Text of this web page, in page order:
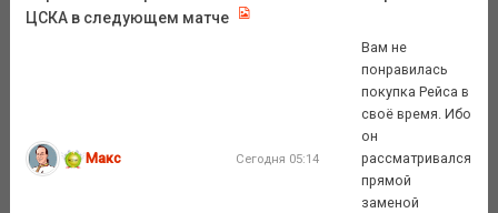
ЦСКА в следующем матче
Макс Сегодня 05:14
Вам не
понравилась
покупка Рейса в
своё время. Ибо
он
рассматривался
прямой
заменой